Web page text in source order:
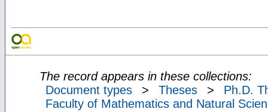
The record appears in these collections:
Document types
> Theses >
Ph.D.
Faculty of Mathematics and Natural